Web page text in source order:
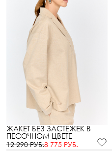
ЖАКЕТ БЕЗ ЗАСТЕЖЕК В
ПЕСОЧНОМ ЦВЕТЕ
12 290 РУБ.8 775 РУБ.